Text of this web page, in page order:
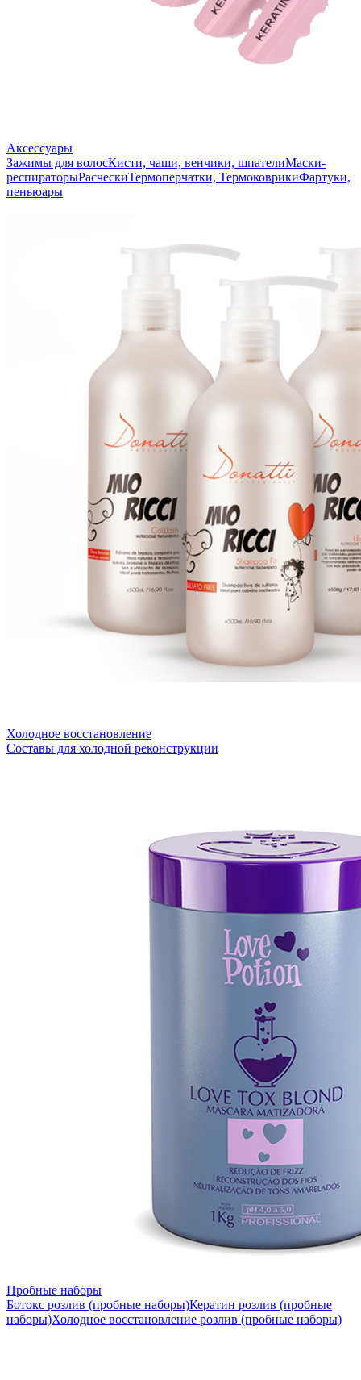
Аксессуары
Зажимы для волосКисти, чаши, венчики, шпателиМаски-
респираторыРасческиТермоперчатки, ТермоковрикиФартуки,
пеньюары
Холодное восстановление
Составы для холодной реконструкции
Пробные наборы
Ботокс розлив (пробные наборы)Кератин розлив (пробные
наборы)Холодное восстановление розлив (пробные наборы)